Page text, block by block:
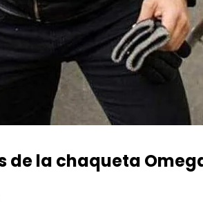
de la chaqueta